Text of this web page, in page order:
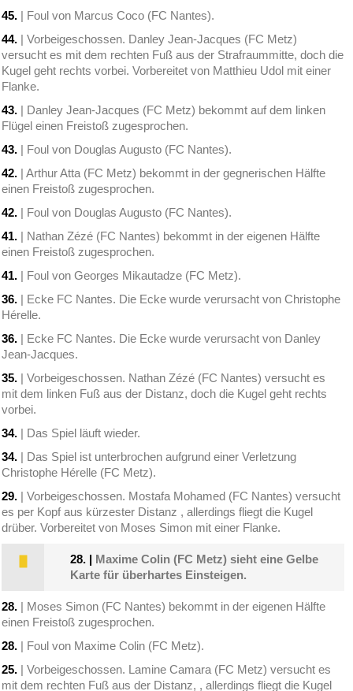
45. | Foul von Marcus Coco (FC Nantes).
44. | Vorbeigeschossen. Danley Jean-Jacques (FC Metz)
versucht es mit dem rechten Fuß aus der Strafraummitte, doch die
Kugel geht rechts vorbei. Vorbereitet von Matthieu Udol mit einer
Flanke.
43. | Danley Jean-Jacques (FC Metz) bekommt auf dem linken
Flügel einen Freistoß zugesprochen.
43. | Foul von Douglas Augusto (FC Nantes).
42. | Arthur Atta (FC Metz) bekommt in der gegnerischen Hälfte
einen Freistoß zugesprochen.
42. | Foul von Douglas Augusto (FC Nantes).
41. | Nathan Zézé (FC Nantes) bekommt in der eigenen Hälfte
einen Freistoß zugesprochen.
41. | Foul von Georges Mikautadze (FC Metz).
36. | Ecke FC Nantes. Die Ecke wurde verursacht von Christophe
Hérelle.
36. | Ecke FC Nantes. Die Ecke wurde verursacht von Danley
Jean-Jacques.
35. | Vorbeigeschossen. Nathan Zézé (FC Nantes) versucht es
mit dem linken Fuß aus der Distanz, doch die Kugel geht rechts
vorbei.
34. | Das Spiel läuft wieder.
34. | Das Spiel ist unterbrochen aufgrund einer Verletzung
Christophe Hérelle (FC Metz).
29. | Vorbeigeschossen. Mostafa Mohamed (FC Nantes) versucht
es per Kopf aus kürzester Distanz , allerdings fliegt die Kugel
drüber. Vorbereitet von Moses Simon mit einer Flanke.
28. | Maxime Colin (FC Metz) sieht eine Gelbe
Karte für überhartes Einsteigen.
28. | Moses Simon (FC Nantes) bekommt in der eigenen Hälfte
einen Freistoß zugesprochen.
28. | Foul von Maxime Colin (FC Metz).
25. | Vorbeigeschossen. Lamine Camara (FC Metz) versucht es
mit dem rechten Fuß aus der Distanz, , allerdings fliegt die Kugel